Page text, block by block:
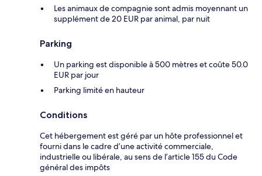
Les animaux de compagnie sont admis moyennant un
supplément de 20 EUR par animal, par nuit
Parking
Un parking est disponible à 500 mètres et coûte 50.0
EUR par jour
Parking limité en hauteur
Conditions
Cet hébergement est géré par un hôte professionnel et
fourni dans le cadre d’une activité commerciale,
industrielle ou libérale, au sens de l’article 155 du Code
général des impôts